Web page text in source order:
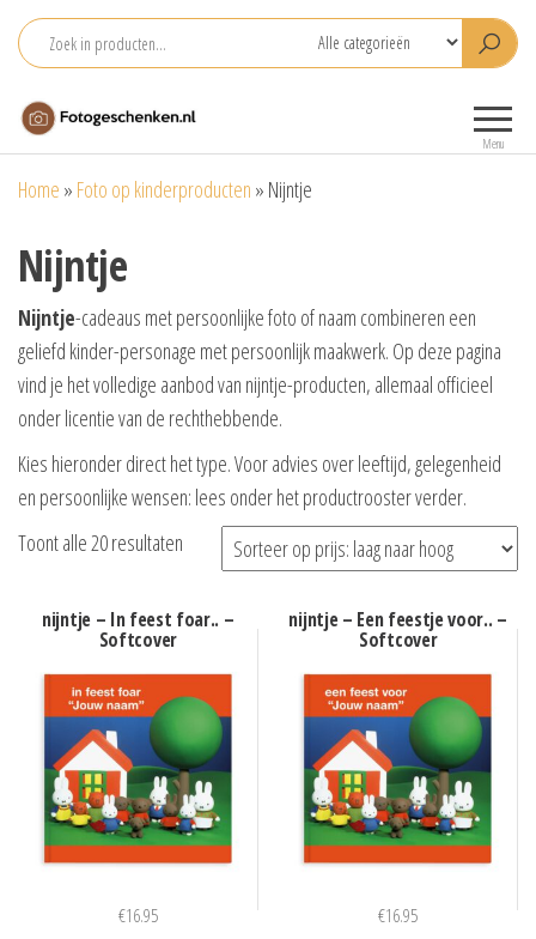
naar
inhoud
voor je foto
Menu
Home » Foto op kinderproducten » Nijntje
Nijntje
Nijntje-cadeaus met persoonlijke foto of naam combineren een
geliefd kinder-personage met persoonlijk maakwerk. Op deze pagina
vind je het volledige aanbod van nijntje-producten, allemaal officieel
onder licentie van de rechthebbende.
Kies hieronder direct het type. Voor advies over leeftijd, gelegenheid
en persoonlijke wensen: lees onder het productrooster verder.
Toont alle 20 resultaten Gesorteerd
prijs:
naar
hoog
nijntje – In feest foar.. –
Softcover
€16.95
nijntje – Een feestje voor.. –
Softcover
€16.95